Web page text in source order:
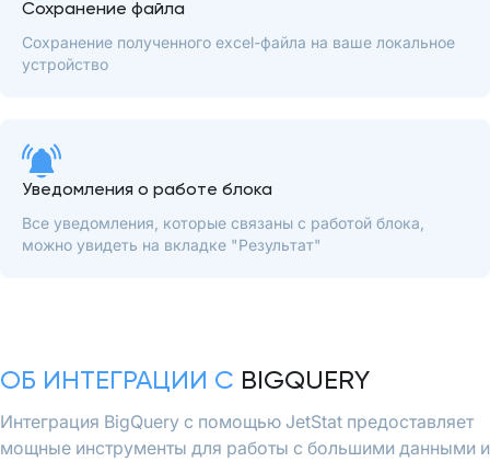
Сохранение файла
Сохранение полученного excel-файла на ваше локальное
устройство
Уведомления о работе блока
Все уведомления, которые связаны с работой блока,
можно увидеть на вкладке "Результат"
ОБ ИНТЕГРАЦИИ С BIGQUERY
Интеграция BigQuery с помощью JetStat предоставляет
мощные инструменты для работы с большими данными и